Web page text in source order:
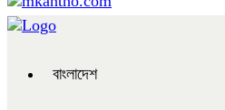
বাংলাদেশ